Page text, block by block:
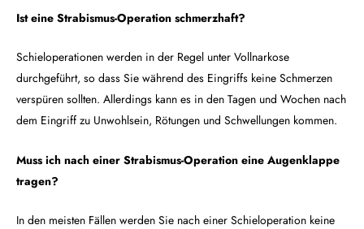
Ist eine Strabismus-Operation schmerzhaft?
Schieloperationen werden in der Regel unter Vollnarkose
durchgeführt, so dass Sie während des Eingriffs keine Schmerzen
verspüren sollten. Allerdings kann es in den Tagen und Wochen nach
dem Eingriff zu Unwohlsein, Rötungen und Schwellungen kommen.
Muss ich nach einer Strabismus-Operation eine Augenklappe
tragen?
In den meisten Fällen werden Sie nach einer Schieloperation keine